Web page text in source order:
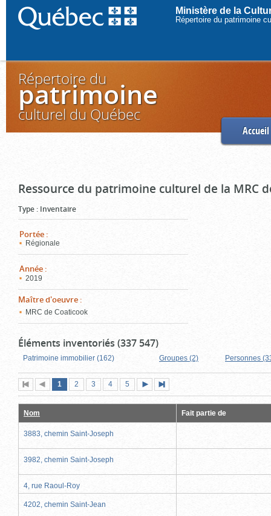
Ministère de la
Répertoire du patrimoine
Répertoire du
patrimoine
culturel du Québec
Accueil
Ressource du patrimoine culturel de la MRC
Type : Inventaire
Portée :
Régionale
Année :
2019
Maître d'oeuvre :
MRC de Coaticook
Éléments inventoriés (337 547)
Patrimoine immobilier (162) Groupes (2) Personnes
Première
page
Page
précédente
Page
1 (page
actuelle)
Page
2 Page
3 Page
4 Page
5
suivante
page
Nom Fait partie de
3883, chemin Saint-Joseph
3982, chemin Saint-Joseph
4, rue Raoul-Roy
4202, chemin Saint-Jean